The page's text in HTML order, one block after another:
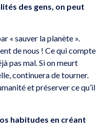
des gens, on peut
« sauver la planète ».
de nous ! Ce qui compte
pas mal. Si on meurt
continuera de tourner.
et préserver ce qu’il
habitudes en créant